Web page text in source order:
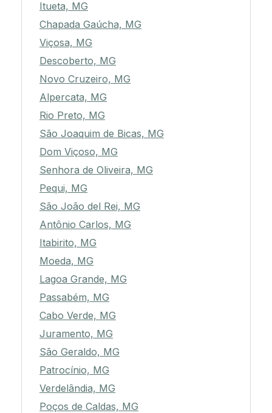
Itueta, MG
Chapada Gaúcha, MG
Viçosa, MG
Descoberto, MG
Novo Cruzeiro, MG
Alpercata, MG
Rio Preto, MG
São Joaquim de Bicas, MG
Dom Viçoso, MG
Senhora de Oliveira, MG
Pequi, MG
São João del Rei, MG
Antônio Carlos, MG
Itabirito, MG
Moeda, MG
Lagoa Grande, MG
Passabém, MG
Cabo Verde, MG
Juramento, MG
São Geraldo, MG
Patrocínio, MG
Verdelândia, MG
Poços de Caldas, MG